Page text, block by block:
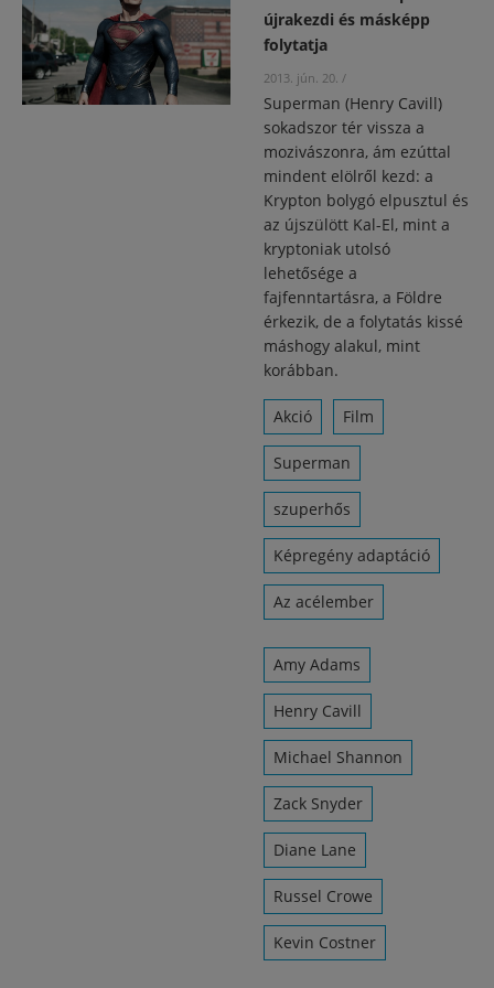
újrakezdi és másképp
folytatja
2013. jún. 20. /
Superman (Henry Cavill)
sokadszor tér vissza a
mozivászonra, ám ezúttal
mindent elölről kezd: a
Krypton bolygó elpusztul és
az újszülött Kal-El, mint a
kryptoniak utolsó
lehetősége a
fajfenntartásra, a Földre
érkezik, de a folytatás kissé
máshogy alakul, mint
korábban.
Akció Film
Superman
szuperhős
Képregény adaptáció
Az acélember
Amy Adams
Henry Cavill
Michael Shannon
Zack Snyder
Diane Lane
Russel Crowe
Kevin Costner